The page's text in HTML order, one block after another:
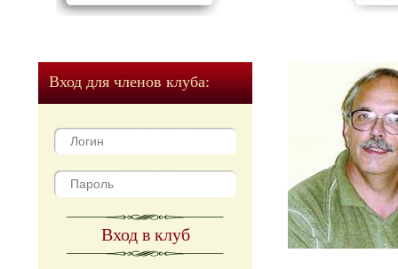
Вход для членов клуба:
Вход в клуб